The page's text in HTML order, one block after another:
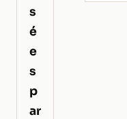
s
é
e
s
p
ar